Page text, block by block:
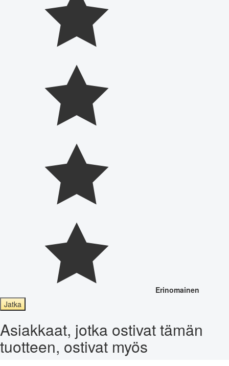
Erinomainen
Jatka
Asiakkaat, jotka ostivat tämän
tuotteen, ostivat myös